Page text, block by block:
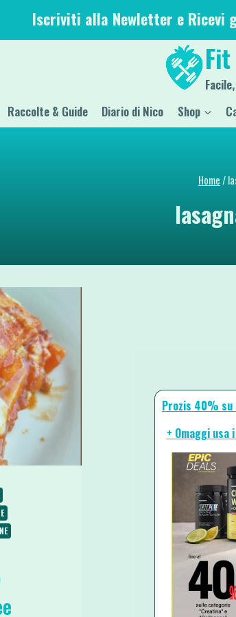
Iscriviti alla Newletter e Ricevi
Raccolte & Guide Diario di Nico Shop
Home/
Prozis 40% su
+ Omaggi usa